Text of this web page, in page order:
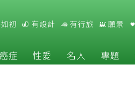
初 有設計 有行旅 願景
症 性愛 名人 專題